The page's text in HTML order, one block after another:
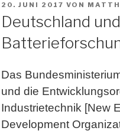
VERÖFFENTLICHT
AM
20. JUNI 2017 VON
Deutschland
Das
und die
Industrietechnik [New
Development